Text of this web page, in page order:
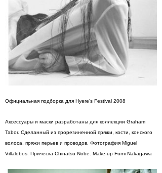
Официальная подборка для Hyere’s Festival 2008
Аксессуары и маски разработаны для коллекции Graham
Tabor. Сделанный из прорезиненной пряжи, кости, конского
волоса, пряжи перьев и проводов. Фотография Miguel
Villalobos. Прическа Chinatsu Nobe. Make-up Fumi Nakagawa